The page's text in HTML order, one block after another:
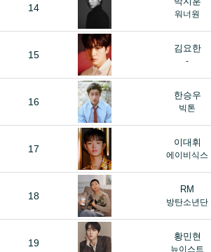
14
워너원
15
김요한
-
16
한승우
빅톤
17
이대휘
에이비식스
18
RM
방탄소년단
19
황민현
뉴이스트